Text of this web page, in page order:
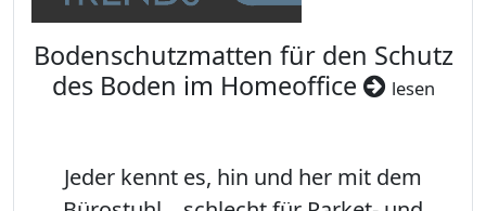
Bodenschutzmatten für den Schutz
des Boden im Homeoffice
lesen
Jeder kennt es, hin und her mit dem